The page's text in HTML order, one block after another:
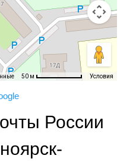
50 м Условия
России